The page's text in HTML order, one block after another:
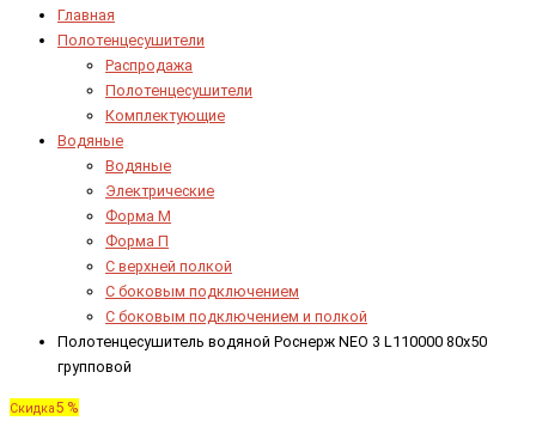
Главная
Полотенцесушители
Распродажа
Полотенцесушители
Комплектующие
Водяные
Водяные
Электрические
Форма М
Форма П
C верхней полкой
C боковым подключением
C боковым подключением и полкой
Полотенцесушитель водяной Роснерж NEO 3 L110000 80x50
групповой
Скидка5 %